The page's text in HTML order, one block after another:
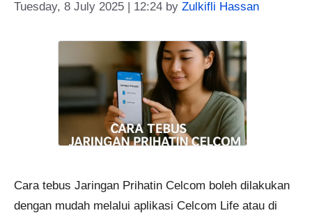
Tuesday, 8 July 2025 | 12:24 by Zulkifli Hassan
Cara tebus Jaringan Prihatin Celcom boleh dilakukan
dengan mudah melalui aplikasi Celcom Life atau di